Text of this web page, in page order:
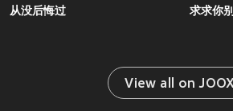
从没后悔过 求求你
View all on